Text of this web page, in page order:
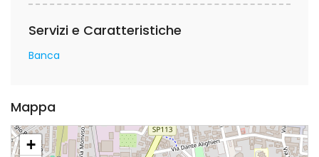
Servizi e Caratteristiche
Banca
Mappa
+